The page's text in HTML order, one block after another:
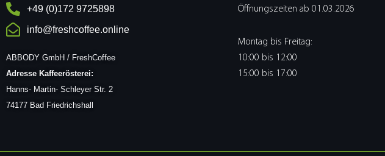
+49 (0)172 9725898
info@freshcoffee.online
ABBODY GmbH / FreshCoffee
Adresse Kaffeerösterei:
Hanns- Martin- Schleyer Str. 2
74177 Bad Friedrichshall
Öffnungszeiten ab 01.03.2026
Montag bis Freitag:
10:00 bis 12:00
15:00 bis 17:00